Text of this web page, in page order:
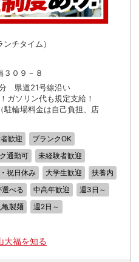
チタイム）
３０９－８
県道21号線沿い
ガソリン代も規定支給！
輪場料金は自己負担、店
歓迎
ブランクOK
通勤可
未経験者歓迎
祝日休み 大学生歓迎
扶養内
べる 中高年歓迎
週3日～
亀製麺 週2日～
大福を知る